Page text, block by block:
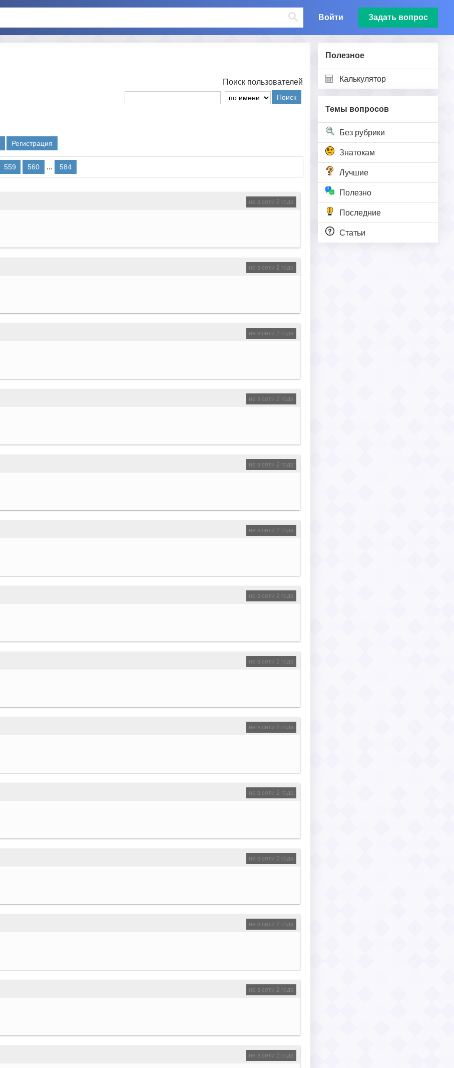
Войти Задать вопрос
Полезное
Калькулятор
Темы вопросов
Без рубрики
Знатокам
Лучшие
Полезно
Последние
Статьи
Поиск пользователей
Поиск
Регистрация
559 560 ... 584
не в сети 2 года
не в сети 2 года
не в сети 2 года
не в сети 2 года
не в сети 2 года
не в сети 2 года
не в сети 2 года
не в сети 2 года
не в сети 2 года
не в сети 2 года
не в сети 2 года
не в сети 2 года
не в сети 2 года
не в сети 2 года